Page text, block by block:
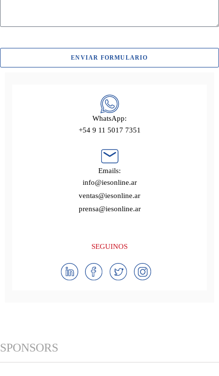
ENVIAR FORMULARIO
WhatsApp:
+54 9 11 5017 7351
Emails:
info@iesonline.ar
ventas@iesonline.ar
prensa@iesonline.ar
SEGUINOS
SPONSORS